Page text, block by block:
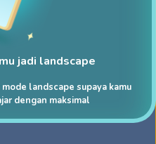
jadi landscape
landscape supaya kamu
dengan maksimal